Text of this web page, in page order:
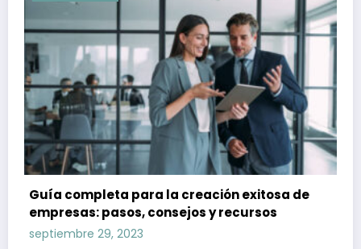
Guía completa para la creación exitosa de
empresas: pasos, consejos y recursos
septiembre 29, 2023